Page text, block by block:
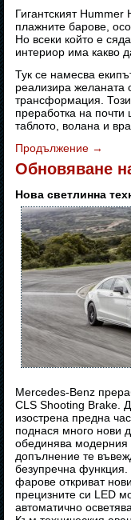
Гигантският
плажните барове,
Но всеки който е
интериор има какво
Тук се намесва
реализира желаната
трансформация.
преработка на почти
таблото, волана и
Продължение →
Обновяване
Нова светлинна
Mercedes-Benz
CLS Shooting Brake.
изострена предна
поднася много нови
обединява модерния
допълнение те
безупречна функция.
фарове откриват
прецизните си LED
автоматично